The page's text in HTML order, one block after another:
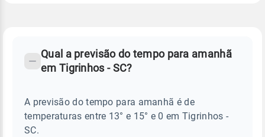
TIGRINHOS
Perguntas
sobre
chuva
Qual a previsão do tempo para amanhã
em Tigrinhos - SC?
A previsão do tempo para amanhã é de
temperaturas entre 13° e 15° e 0 em Tigrinhos -
SC.